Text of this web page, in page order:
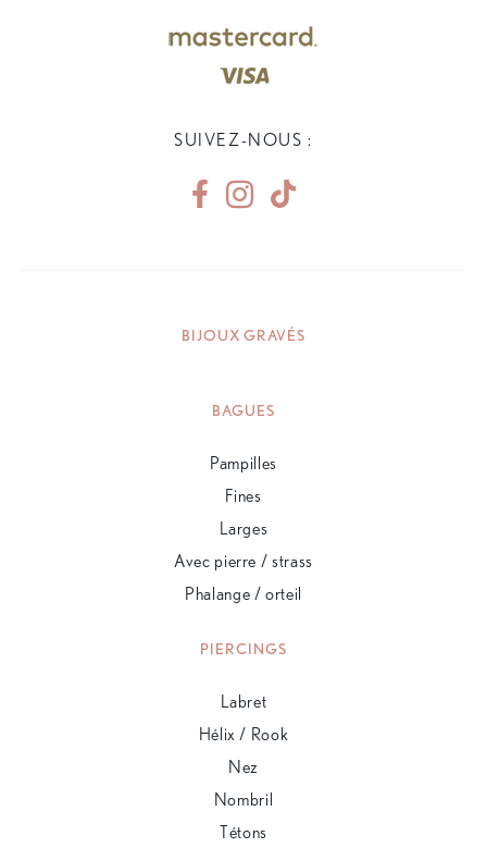
SUIVEZ-NOUS :
BIJOUX GRAVÉS
BAGUES
Pampilles
Fines
Larges
Avec pierre / strass
Phalange / orteil
PIERCINGS
Labret
Hélix / Rook
Nez
Nombril
Tétons